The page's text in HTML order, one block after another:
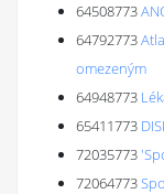
64508773
64792773
omezeným
64948773
65411773
72035773
72064773